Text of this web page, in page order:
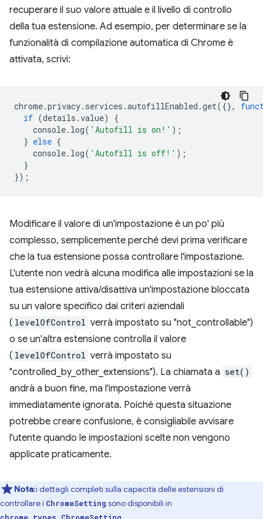
recuperare il suo valore attuale e il livello di controllo
della tua estensione. Ad esempio, per determinare se la
funzionalità di compilazione automatica di Chrome è
attivata, scrivi:
chrome.privacy. services .autofillEnabled .get({},
if (details .value)
{
console. log( 'Autofill is on!' );
} else {
console. log( 'Autofill is off!' );
}
});
Modificare il valore di un'impostazione è un po' più
complesso, semplicemente perché devi prima verificare
che la tua estensione possa controllare l'impostazione.
L'utente non vedrà alcuna modifica alle impostazioni se la
tua estensione attiva/disattiva un'impostazione bloccata
su un valore specifico dai criteri aziendali
( levelOfControl verrà impostato su "not_controllable")
o se un'altra estensione controlla il valore
( levelOfControl verrà impostato su
"controlled_by_other_extensions"). La chiamata a set()
andrà a buon fine, ma l'impostazione verrà
immediatamente ignorata. Poiché questa situazione
potrebbe creare confusione, è consigliabile avvisare
l'utente quando le impostazioni scelte non vengono
applicate praticamente.
Nota:i dettagli completi sulla capacità delle estensioni di
controllare i ChromeSetting sono disponibili in